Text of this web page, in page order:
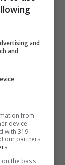
affonda
i
and
and
from
device
with 319
our partners
the basis